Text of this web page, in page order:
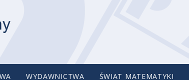
WYDAWNICTWA ŚWIAT MATEMATYKI